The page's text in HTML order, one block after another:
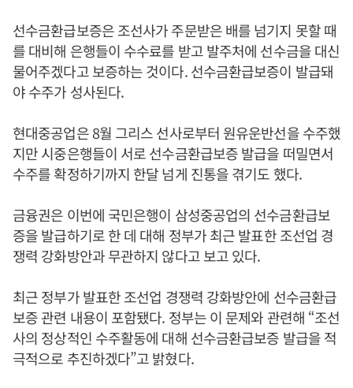
선수금환급보증은 조선사가 주문받은 배를 넘기지 못할 때
를 대비해 은행들이 수수료를 받고 발주처에 선수금을 대신
물어주겠다고 보증하는 것이다. 선수금환급보증이 발급돼
야 수주가 성사된다.
현대중공업은 8월 그리스 선사로부터 원유운반선을 수주했
지만 시중은행들이 서로 선수금환급보증 발급을 떠밀면서
수주를 확정하기까지 한달 넘게 진통을 겪기도 했다.
금융권은 이번에 국민은행이 삼성중공업의 선수금환급보
증을 발급하기로 한 데 대해 정부가 최근 발표한 조선업 경
쟁력 강화방안과 무관하지 않다고 보고 있다.
최근 정부가 발표한 조선업 경쟁력 강화방안에 선수금환급
보증 관련 내용이 포함됐다. 정부는 이 문제와 관련해 “조선
사의 정상적인 수주활동에 대해 선수금환급보증 발급을 적
극적으로 추진하겠다”고 밝혔다.